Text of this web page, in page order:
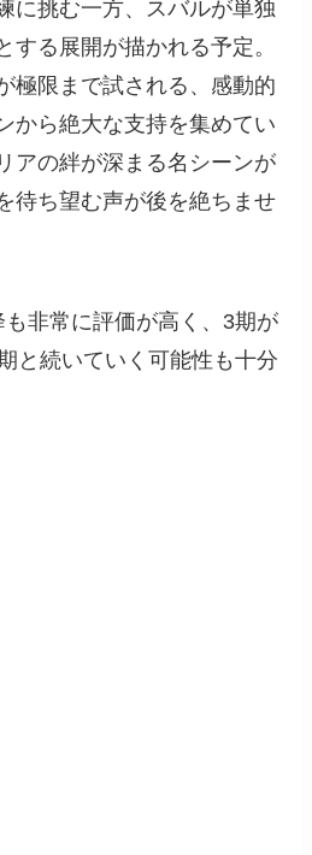
に挑む一方、スバルが単独
する展開が描かれる予定。
極限まで試される、感動的
から絶大な支持を集めてい
アの絆が深まる名シーンが
待ち望む声が後を絶ちませ
非常に評価が高く、3期が
と続いていく可能性も十分